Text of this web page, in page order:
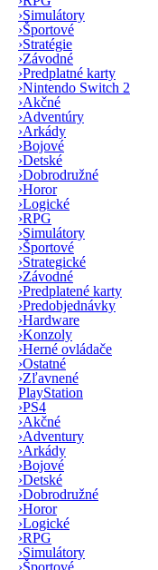
›Simulátory
›Športové
›Stratégie
›Závodné
›Predplatné karty
›Nintendo Switch 2
›Akčné
›Adventúry
›Arkády
›Bojové
›Detské
›Dobrodružné
›Horor
›Logické
›RPG
›Simulátory
›Športové
›Strategické
›Závodné
›Predplatené karty
›Predobjednávky
›Hardware
›Konzoly
›Herné ovládače
›Ostatné
›Zľavnené
PlayStation
›PS4
›Akčné
›Adventury
›Arkády
›Bojové
›Detské
›Dobrodružné
›Horor
›Logické
›RPG
›Simulátory
›Športové